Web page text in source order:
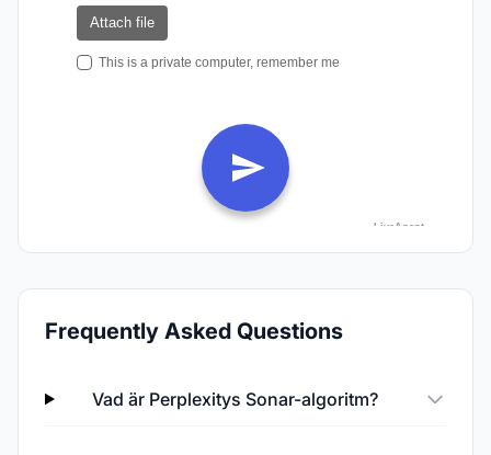
Frequently Asked Questions
Vad är Perplexitys Sonar-algoritm?